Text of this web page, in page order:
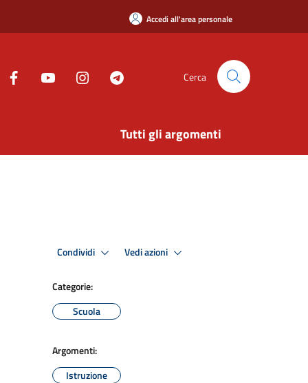
Accedi all'area personale
Cerca
Tutti gli argomenti
Condividi Vedi azioni
Categorie:
Scuola
Argomenti:
Istruzione